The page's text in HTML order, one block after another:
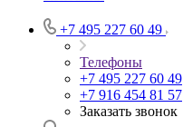
+7 495 227 60 49
Телефоны
+7 495 227 60 49
+7 916 454 81 57
Заказать звонок